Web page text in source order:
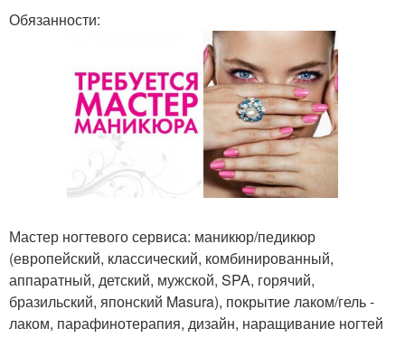
Обязанности:
Мастер ногтевого сервиса: маникюр/педикюр
(европейский, классический, комбинированный,
аппаратный, детский, мужской, SPA, горячий,
бразильский, японский Masura), покрытие лаком/гель -
лаком, парафинотерапия, дизайн, наращивание ногтей